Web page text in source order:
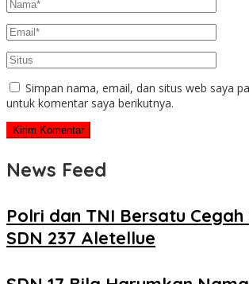
Simpan nama, email, dan situs web saya
untuk komentar saya berikutnya.
News Feed
Polri dan TNI Bersatu
SDN 237 Aletellue